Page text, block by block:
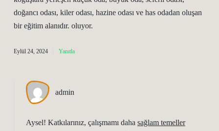
doğancı odası, kiler odası, hazine odası ve has odadan oluşan
bir eğitim alanıdır. oluyor.
Eylül 24, 2024 Yanıtla
admin
Aysel! Katkılarınız, çalışmamı daha sağlam temeller